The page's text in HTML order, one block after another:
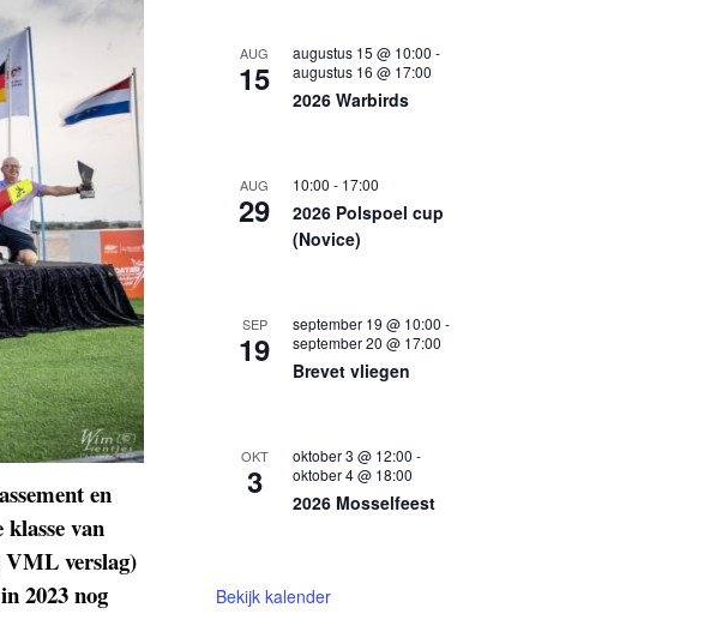
en
van
VML verslag)
2023 nog
AUG
15
augustus 15 @ 10:00 -
augustus 16 @ 17:00
2026 Warbirds
AUG
29
10:00 - 17:00
2026 Polspoel cup
(Novice)
SEP
19
september 19 @ 10:00 -
september 20 @ 17:00
Brevet vliegen
OKT
3
oktober 3 @ 12:00 -
oktober 4 @ 18:00
2026 Mosselfeest
Bekijk kalender